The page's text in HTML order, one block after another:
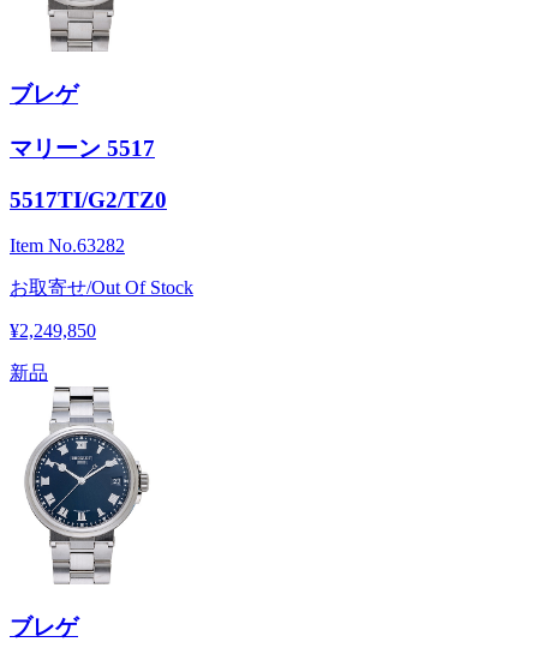
ブレゲ
マリーン 5517
5517TI/G2/TZ0
Item No.63282
お取寄せ/Out Of Stock
¥2,249,850
新品
ブレゲ